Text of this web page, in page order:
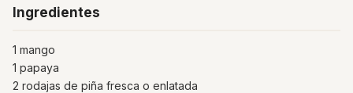
Ingredientes
1 mango
1 papaya
2 rodajas de piña fresca o enlatada